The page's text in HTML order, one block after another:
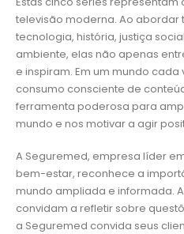
televisão moderna. Ao
tecnologia, história, justiça
ambiente, elas não apenas
e inspiram. Em um mundo
consumo consciente de
ferramenta poderosa para
mundo e nos motivar a agir
A Seguremed, empresa líder
bem-estar, reconhece a
mundo ampliada e informada.
convidam a refletir sobre
a Seguremed convida seus